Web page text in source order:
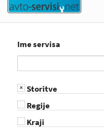
PRIJAVI SE
Ime servisa
Storitve
Regije
Kraji